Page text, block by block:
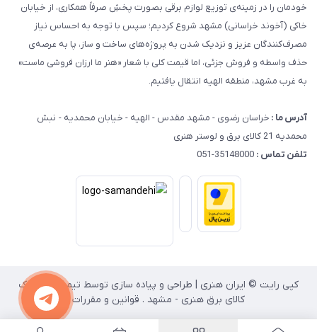
خودمان را در زمینه‌ی توزیع لوازم برقی بصورت پخشِ صرفاً همکاری، از خیابان
خاکی (آخوند خراسانی) مشهد شروع کردیم؛ سپس با توجه به احساس نیاز
مصرف‌کنندگان عزیز و نزدیک شدن به پروژه‌های ساخت و ساز، پا به عرصه‌ی
حذف واسطه و فروش جزئی، اما قیمت کلی با شعار «هنر ما ارزان فروشی ماست»
به غرب مشهد، منطقه الهیه انتقال یافتیم.
آدرس ما : خراسان رضوی - مشهد مقدس - الهیه - خیابان محمدیه - نبش
محمدیه 21 کالای برق و لوستر هنری
تلفن تماس :
کپی رایت © ایران هنری | طراحی و پیاده سازی توسط تیم انفورماتیک
کالای برق هنری - مشهد . قوانین و مقررات